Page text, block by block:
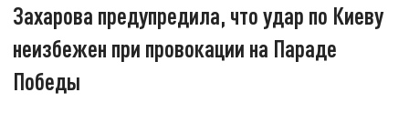
Захарова предупредила, что удар по Киеву
неизбежен при провокации на Параде
Победы